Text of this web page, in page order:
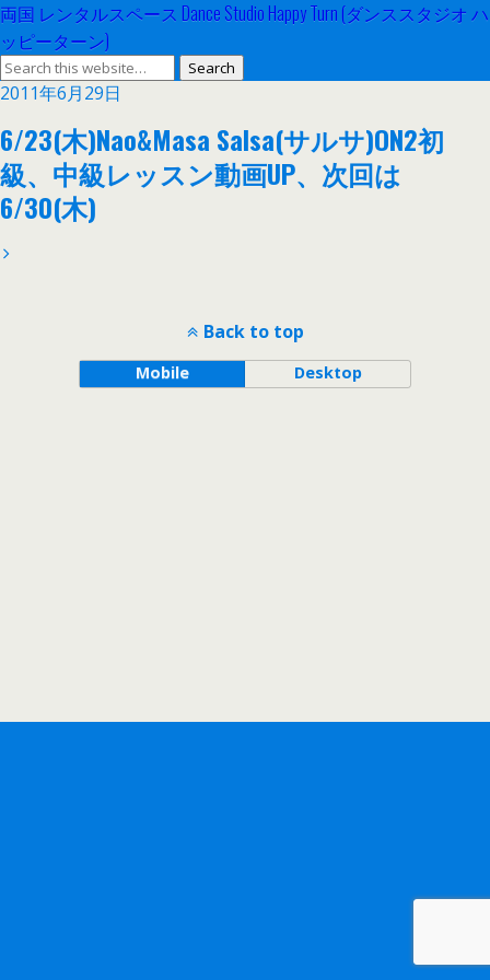
両国 レンタルスペース Dance Studio Happy Turn (ダンススタジオ ハ
ッピーターン)
2011年6月29日
6/23(木)Nao&Masa Salsa(サルサ)ON2初
級、中級レッスン動画UP、次回は
6/30(木)
Back to top
Mobile Desktop